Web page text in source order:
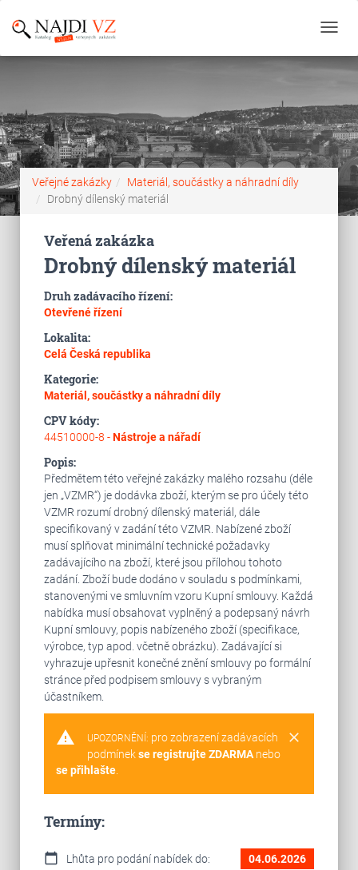
Veřejné zakázky
Materiál, součástky a náhradní díly
Drobný dílenský materiál
Veřená zakázka
Drobný dílenský materiál
Druh zadávacího řízení:
Otevřené řízení
Lokalita:
Celá Česká republika
Kategorie:
Materiál, součástky a náhradní díly
CPV kódy:
44510000-8 -Nástroje a nářadí
Popis:
Předmětem této veřejné zakázky malého rozsahu (déle
jen „VZMR“) je dodávka zboží, kterým se pro účely této
VZMR rozumí drobný dílenský materiál, dále
specifikovaný v zadání této VZMR. Nabízené zboží
musí splňovat minimální technické požadavky
zadávajícího na zboží, které jsou přílohou tohoto
zadání. Zboží bude dodáno v souladu s podmínkami,
stanovenými ve smluvním vzoru Kupní smlouvy. Každá
nabídka musí obsahovat vyplněný a podepsaný návrh
Kupní smlouvy, popis nabízeného zboží (specifikace,
výrobce, typ apod. včetně obrázku). Zadávající si
vyhrazuje upřesnit konečné znění smlouvy po formální
stránce před podpisem smlouvy s vybraným
účastníkem.
warning clear
UPOZORNĚNÍ: pro zobrazení zadávacích
podmínekse registrujte ZDARMAnebo
se přihlašte.
Termíny:
calendar_today Lhůta pro podání nabídek do: 04.06.2026